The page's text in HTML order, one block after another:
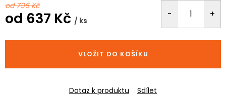
od 796 Kč
od 637 Kč / ks
cena:
VLOŽIT DO KOŠÍKU
Dotaz k produktu Sdílet